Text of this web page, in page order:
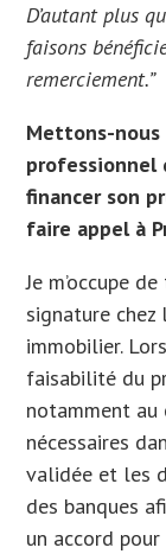
D’autant plus
faisons
remerciement.”
Mettons-nous
professionnel
financer son
faire appel à
Je m’occupe
signature chez
immobilier.
faisabilité du
notamment au
nécessaires
validée et les
des banques
un accord